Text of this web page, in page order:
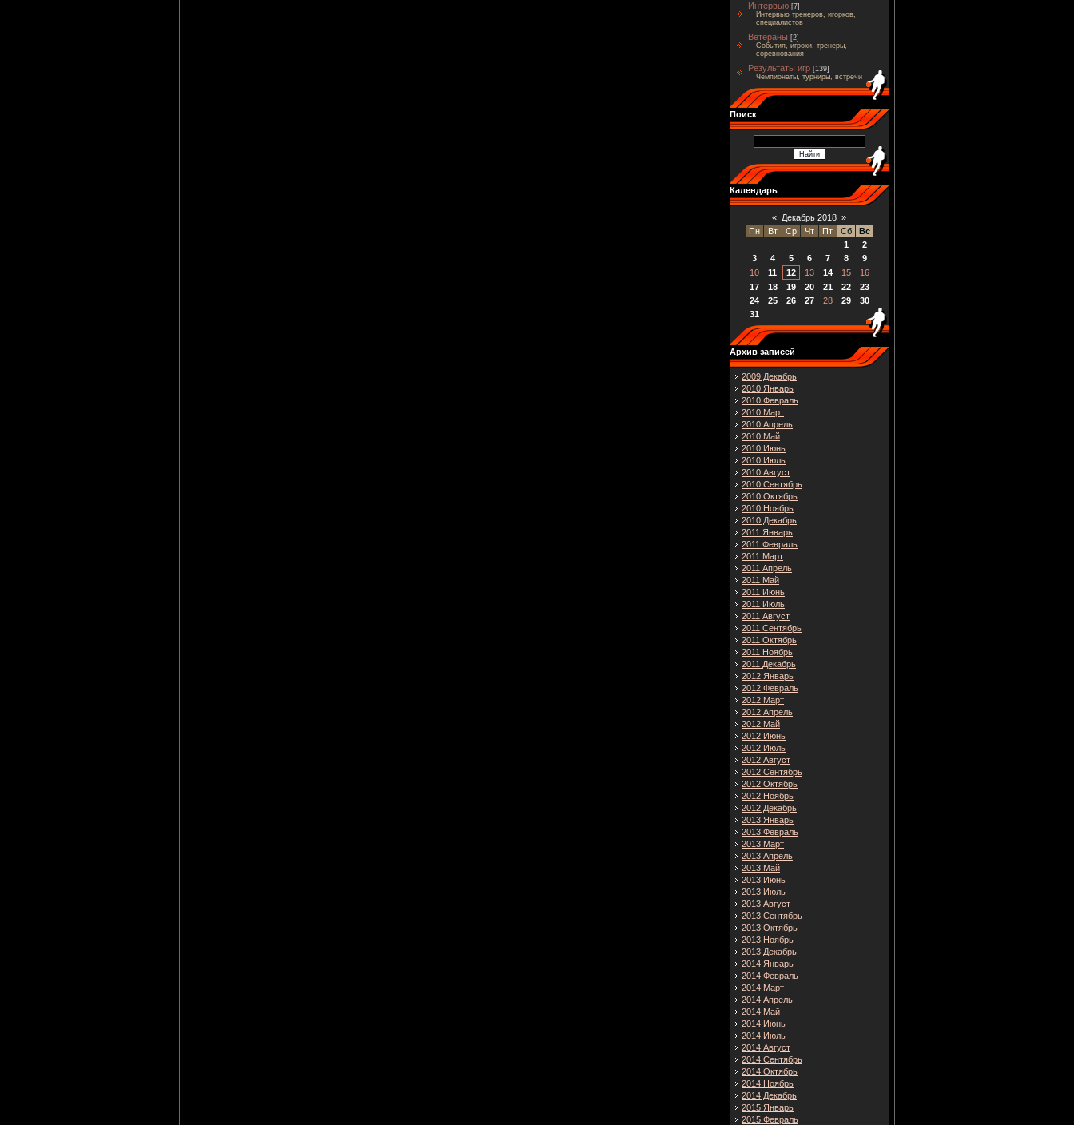
Интервью [7]
Интервью тренеров, игорков,
специалистов
Ветераны [2]
События, игроки, тренеры,
соревнования
Результаты игр [139]
Чемпионаты, турниры, встречи
Поиск
Календарь
« Декабрь 2018 »
Пн
Вт Ср Чт Пт Сб
Вс
1
2
3
4 5 6 7 8
9
10
11 12 13 14 15
16
17
18 19 20 21 22
23
24
25 26 27 28 29
30
31
Архив записей
2009 Декабрь
2010 Январь
2010 Февраль
2010 Март
2010 Апрель
2010 Май
2010 Июнь
2010 Июль
2010 Август
2010 Сентябрь
2010 Октябрь
2010 Ноябрь
2010 Декабрь
2011 Январь
2011 Февраль
2011 Март
2011 Апрель
2011 Май
2011 Июнь
2011 Июль
2011 Август
2011 Сентябрь
2011 Октябрь
2011 Ноябрь
2011 Декабрь
2012 Январь
2012 Февраль
2012 Март
2012 Апрель
2012 Май
2012 Июнь
2012 Июль
2012 Август
2012 Сентябрь
2012 Октябрь
2012 Ноябрь
2012 Декабрь
2013 Январь
2013 Февраль
2013 Март
2013 Апрель
2013 Май
2013 Июнь
2013 Июль
2013 Август
2013 Сентябрь
2013 Октябрь
2013 Ноябрь
2013 Декабрь
2014 Январь
2014 Февраль
2014 Март
2014 Апрель
2014 Май
2014 Июнь
2014 Июль
2014 Август
2014 Сентябрь
2014 Октябрь
2014 Ноябрь
2014 Декабрь
2015 Январь
2015 Февраль